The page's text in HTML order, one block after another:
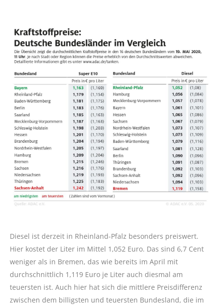
Diesel ist derzeit in Rheinland-Pfalz besonders preiswert.
Hier kostet der Liter im Mittel 1,052 Euro. Das sind 6,7 Cent
weniger als in Bremen, das wie bereits im April mit
durchschnittlich 1,119 Euro je Liter auch diesmal am
teuersten ist. Auch hier hat sich die mittlere Preisdifferenz
zwischen dem billigsten und teuersten Bundesland, die im